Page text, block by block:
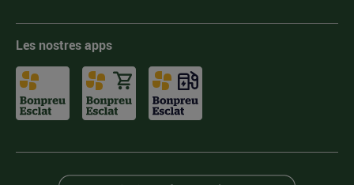
Les nostres apps